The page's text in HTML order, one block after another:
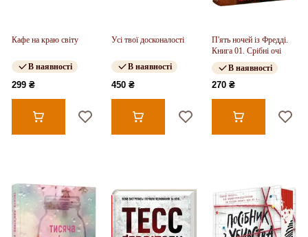
Кафе на краю світу
В наявності
299 ₴
Усі твої досконалості
В наявності
450 ₴
П'ять ночей із Фредді.
Книга 01. Срібні очі
В наявності
270 ₴